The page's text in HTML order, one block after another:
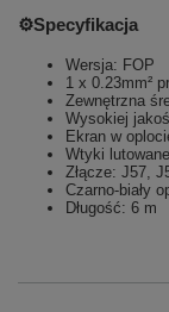
⚙️Specyfikacja
Wersja: FOP
1 x 0.23mm²
Zewnętrzna
Wysokiej
Ekran w
Wtyki
Złącze: J57,
Czarno-biały
Długość: 6 m